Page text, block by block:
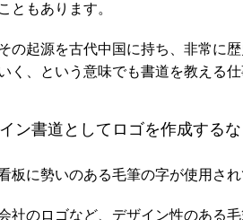
ともあります。
の起源を古代中国に持ち、非常に
く、という意味でも書道を教える仕
ン書道としてロゴを作成する
板に勢いのある毛筆の字が使用さ
社のロゴなど、デザイン性のある